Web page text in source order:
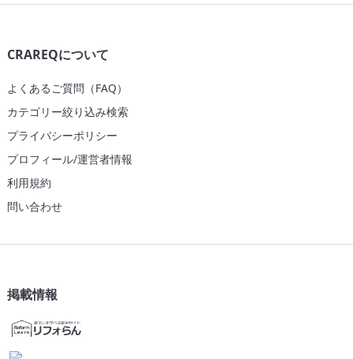
CRAREQについて
よくあるご質問（FAQ）
カテゴリー絞り込み検索
プライバシーポリシー
プロフィール/運営者情報
利用規約
問い合わせ
掲載情報